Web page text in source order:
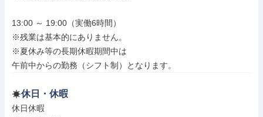
13:00 ～ 19:00（実働6時間）
※残業は基本的にありません。
※夏休み等の長期休暇期間中は
午前中からの勤務（シフト制）となります。
休日・休暇
休日休暇